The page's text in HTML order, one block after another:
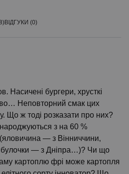
ВІДГУКИ (0)
Насичені бургери, хрусткі
Неповторний смак цих
Що ж тоді розказати про них?
з на 60 %
(яловичина — з Вінниччини,
— з Дніпра…)? Чи що
картоплю фрі може картопля